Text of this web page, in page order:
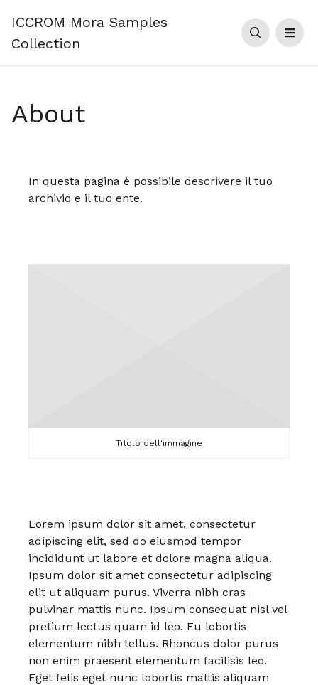
ICCROM Mora Samples
Collection
Cerca
About
In questa pagina è possibile descrivere il tuo
archivio e il tuo ente.
Titolo dell'immagine
Lorem ipsum dolor sit amet, consectetur
adipiscing elit, sed do eiusmod tempor
incididunt ut labore et dolore magna aliqua.
Ipsum dolor sit amet consectetur adipiscing
elit ut aliquam purus. Viverra nibh cras
pulvinar mattis nunc. Ipsum consequat nisl vel
pretium lectus quam id leo. Eu lobortis
elementum nibh tellus. Rhoncus dolor purus
non enim praesent elementum facilisis leo.
Eget felis eget nunc lobortis mattis aliquam